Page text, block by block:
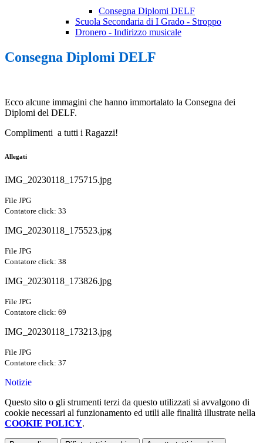
Consegna Diplomi DELF
Scuola Secondaria di I Grado - Stroppo
Dronero - Indirizzo musicale
Consegna Diplomi DELF
Ecco alcune immagini che hanno immortalato la Consegna dei
Diplomi del DELF.
Complimenti a tutti i Ragazzi!
Allegati
IMG_20230118_175715.jpg
File JPG
Contatore click: 33
IMG_20230118_175523.jpg
File JPG
Contatore click: 38
IMG_20230118_173826.jpg
File JPG
Contatore click: 69
IMG_20230118_173213.jpg
File JPG
Contatore click: 37
Notizie
Questo sito o gli strumenti terzi da questo utilizzati si avvalgono di
cookie necessari al funzionamento ed utili alle finalità illustrate nella
COOKIE POLICY.